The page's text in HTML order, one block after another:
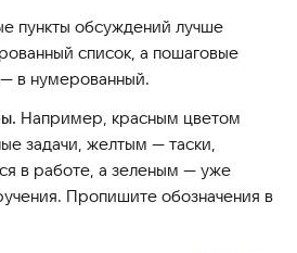
пункты обсуждений лучше
список, а пошаговые
в нумерованный.
Например, красным цветом
задачи, желтым — таски,
в работе, а зеленым — уже
Пропишите обозначения в